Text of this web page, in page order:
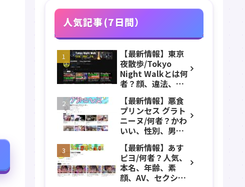
などのプロフィー
ル、チャンネル紹
介！
人気記事(7日間）
【最新情報】東京
夜散歩/Tokyo
Night Walkとは何
者？顔、違法、逮
久保公園、本名、
年齢、誕生日、職
業、かわいい、彼
女などのプロフィ
ール、YouTubeチ
ャンネル紹介！
【最新情報】悪食
プリンセス グラト
ニーヌ/何者？かわ
いい、性別、男？
長、出身などのプ
ロフィール、
YouTubeチャンネ
ル紹介！
【最新情報】あす
ピヨ/何者？人気、
本名、年齢、素
顔、AV、セクシ